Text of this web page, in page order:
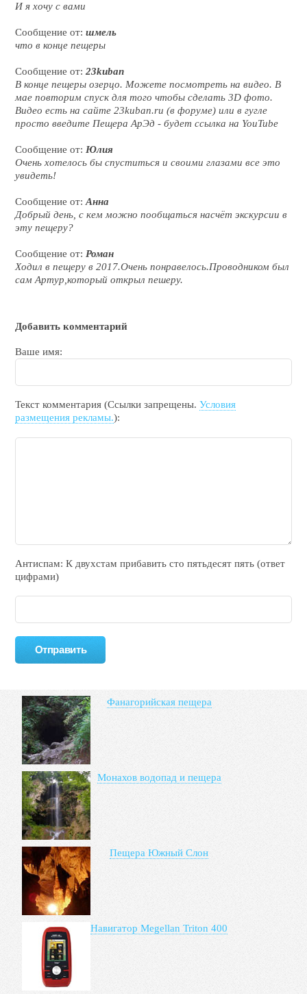
И я хочу с вами
Сообщение от:шмель
что в конце пещеры
Сообщение от:23kuban
В конце пещеры озерцо. Можете посмотреть на видео. В
мае повторим спуск для того чтобы сделать 3D фото.
Видео есть на сайте 23kuban.ru (в форуме) или в гугле
просто введите Пещера АрЭд - будет ссылка на YouTube
Сообщение от:Юлия
Очень хотелось бы спуститься и своими глазами все это
увидеть!
Сообщение от:Анна
Добрый день, с кем можно пообщаться насчёт экскурсии в
эту пещеру?
Сообщение от:Роман
Ходил в пещеру в 2017.Очень понравелось.Проводником был
сам Артур,который открыл пешеру.
Добавить комментарий
Ваше имя:
Текст комментария (Ссылки запрещены.Условия
размещения рекламы.):
Антиспам: К двухcтам прибавить cто пятьдecят пять (ответ
цифрами)
Фанагорийская пещера
Монахов водопад и пещера
Пещера Южный Слон
Навигатор Megellan Triton 400